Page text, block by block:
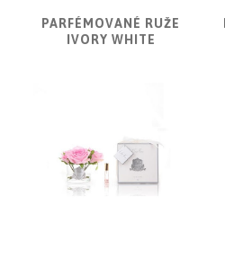
PARFÉMOVANÉ RUŽE
IVORY WHITE